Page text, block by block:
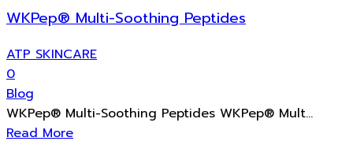
WKPep® Multi-Soothing Peptides
ATP SKINCARE
0
Blog
WKPep® Multi-Soothing Peptides WKPep® Mult...
Read More